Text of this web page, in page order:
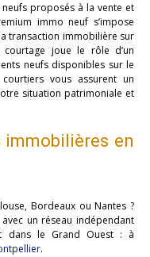
proposés à la vente et
immo neuf s’impose
transaction immobilière sur
joue le rôle d’un
neufs disponibles sur le
vous assurent un
situation patrimoniale et
immobilières en
Bordeaux ou Nantes ?
un réseau indépendant
dans le Grand Ouest : à
.